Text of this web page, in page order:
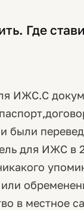
Где
ИЖС.С
были
для ИЖС в
в местное